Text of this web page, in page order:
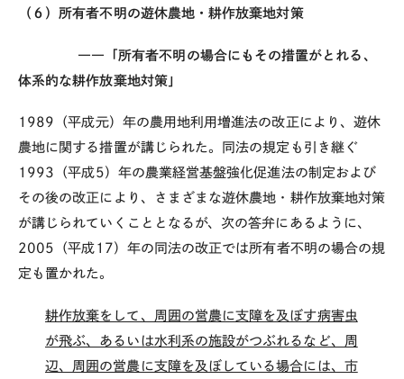
（６）所有者不明の遊休農地・耕作放棄地対策
――「所有者不明の場合にもその措置がとれる、
体系的な耕作放棄地対策」
1989（平成元）年の農用地利用増進法の改正により、遊休
農地に関する措置が講じられた。同法の規定も引き継ぐ
1993（平成5）年の農業経営基盤強化促進法の制定および
その後の改正により、さまざまな遊休農地・耕作放棄地対策
が講じられていくこととなるが、次の答弁にあるように、
2005（平成17）年の同法の改正では所有者不明の場合の規
定も置かれた。
耕作放棄をして、周囲の営農に支障を及ぼす病害虫
が飛ぶ、あるいは水利系の施設がつぶれるなど、周
辺、周囲の営農に支障を及ぼしている場合には、市